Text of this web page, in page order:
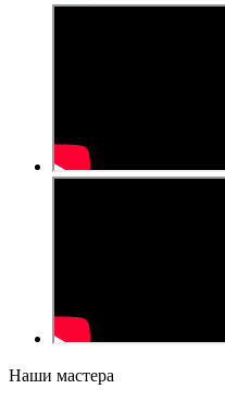
Наши мастера